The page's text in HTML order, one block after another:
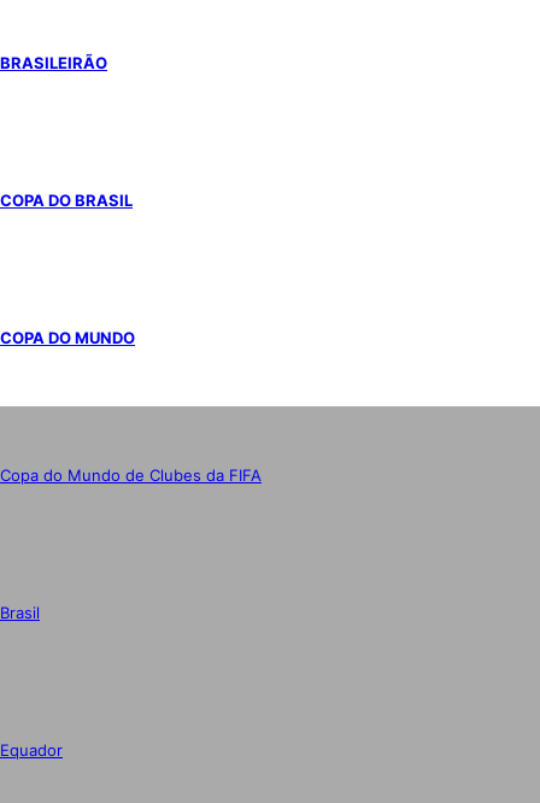
BRASILEIRÃO
COPA DO BRASIL
COPA DO MUNDO
Copa do Mundo de Clubes da FIFA
Brasil
Equador